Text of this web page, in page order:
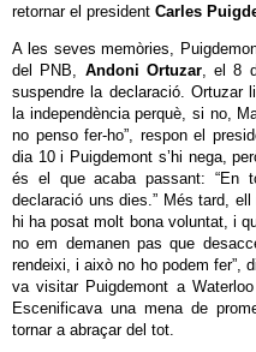
retornar el president Carles
A les seves memòries,
del PNB, Andoni Ortuzar, el 8
suspendre la declaració. Ortuzar
la independència perquè, si no,
no penso fer-ho”, respon el
dia 10 i Puigdemont s’hi nega,
és el que acaba passant: “En
declaració uns dies.” Més tard,
hi ha posat molt bona voluntat, i
no em demanen pas que
rendeixi, i això no ho podem fer”,
va visitar Puigdemont a
Escenificava una mena de
tornar a abraçar del tot.